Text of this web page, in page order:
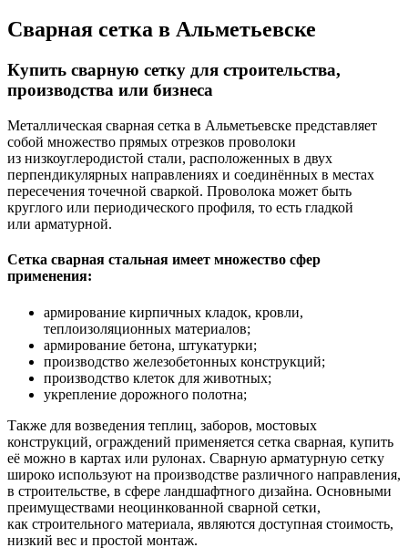
Сварная сетка в Альметьевске
Купить сварную сетку для строительства,
производства или бизнеса
Металлическая сварная сетка в Альметьевске представляет
собой множество прямых отрезков проволоки
из низкоуглеродистой стали, расположенных в двух
перпендикулярных направлениях и соединённых в местах
пересечения точечной сваркой. Проволока может быть
круглого или периодического профиля, то есть гладкой
или арматурной.
Сетка сварная стальная имеет множество сфер
применения:
армирование кирпичных кладок, кровли,
теплоизоляционных материалов;
армирование бетона, штукатурки;
производство железобетонных конструкций;
производство клеток для животных;
укрепление дорожного полотна;
Также для возведения теплиц, заборов, мостовых
конструкций, ограждений применяется сетка сварная, купить
её можно в картах или рулонах. Сварную арматурную сетку
широко используют на производстве различного направления,
в строительстве, в сфере ландшафтного дизайна. Основными
преимуществами неоцинкованной сварной сетки,
как строительного материала, являются доступная стоимость,
низкий вес и простой монтаж.